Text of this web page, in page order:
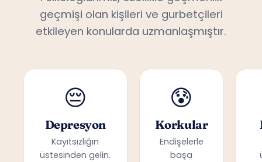
geçmişi olan kişileri ve gurbetçileri
etkileyen konularda uzmanlaşmıştır.
😔
Depresyon
Kayıtsızlığın
üstesinden gelin.
😰
Korkular
Endişelerle
başa